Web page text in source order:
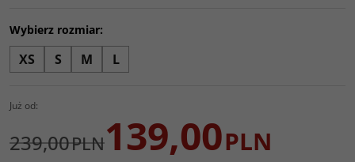
Wybierz rozmiar:
XS S M L
Już od:
239,00PLN139,00PLN